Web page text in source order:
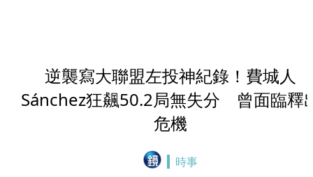
逆襲寫大聯盟左投神紀錄！費城人
Sánchez狂飆50.2局無失分 曾面臨釋
危機
時事